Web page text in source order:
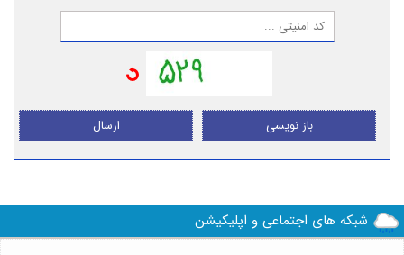
ارسال باز نویسی
شبکه های اجتماعی و اپلیکیشن